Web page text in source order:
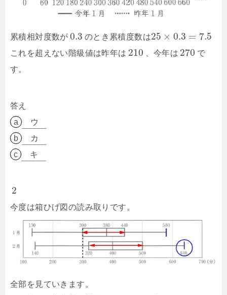
累積相対度数が 0.3 のとき累積度数は25 × 0.3 = 7.5
これを超えない階級値は昨年は 210 、今年は 270 で
す。
答え
a
ウ
– –
––––
b カ
– –
––––
c キ
– –
––––
2
今度は箱ひげ図の読み取りです。
全部を見ていきます。